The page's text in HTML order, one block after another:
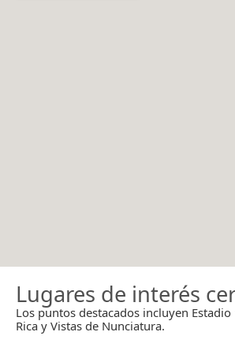
Lugares de interés
Los puntos destacados incluyen Estadio
Rica y Vistas de Nunciatura.